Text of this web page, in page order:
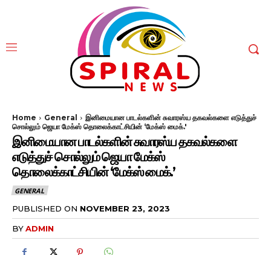
Home General
இனிமையான பாடல்களின் சுவாரஸ்ய தகவல்களை எடுத்துச்
சொல்லும் ஜெயா மேக்ஸ் தொலைக்காட்சியின் ‘மேக்ஸ் மைக்.'
இனிமையான பாடல்களின் சுவாரஸ்ய தகவல்களை
எடுத்துச் சொல்லும் ஜெயா மேக்ஸ்
தொலைக்காட்சியின் ‘மேக்ஸ் மைக்.’
GENERAL
PUBLISHED ON NOVEMBER 23, 2023
BYADMIN